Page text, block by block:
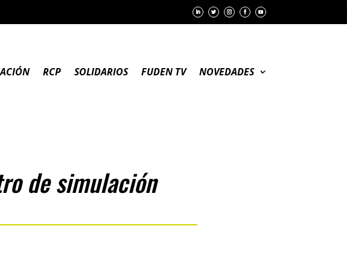
RCP SOLIDARIOS FUDEN TV NOVEDADES
de simulación